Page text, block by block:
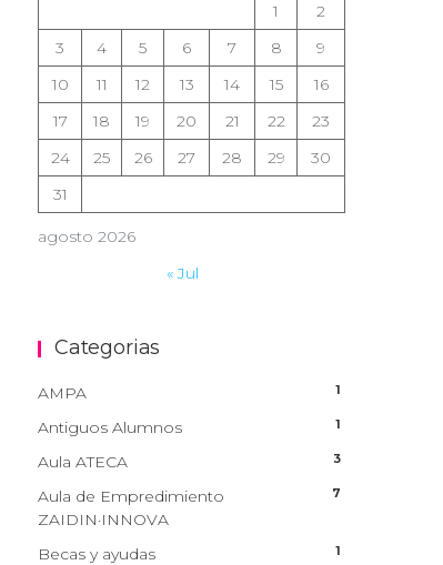
agosto 2026
1
2
3
4 5 6 7 8
9
10
11 12 13 14 15
16
17
18 19 20 21 22
23
24
25 26 27 28 29
30
31
« Jul
Categorias
AMPA 1
Antiguos Alumnos 1
Aula ATECA 3
Aula de Empredimiento
ZAIDIN·INNOVA
7
Becas y ayudas 1